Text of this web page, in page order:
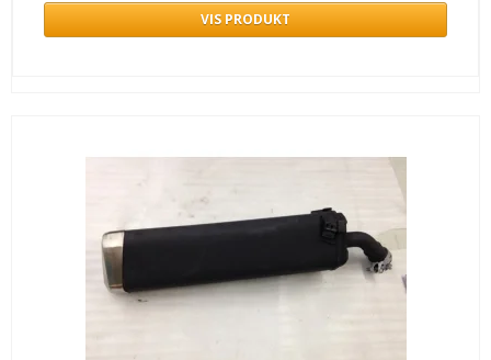
VIS PRODUKT